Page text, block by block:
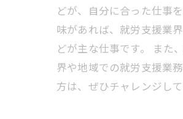
どが、自分に合った仕事
味があれば、就労支援業
どが主な仕事です。 また
界や地域での就労支援業
方は、ぜひチャレンジし